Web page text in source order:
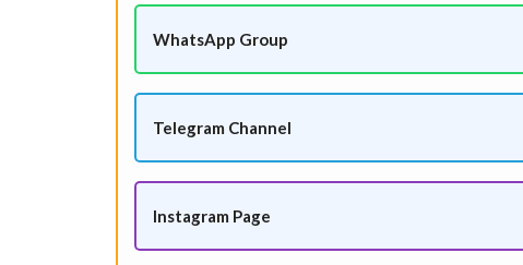
WhatsApp Group
Telegram Channel
Instagram Page